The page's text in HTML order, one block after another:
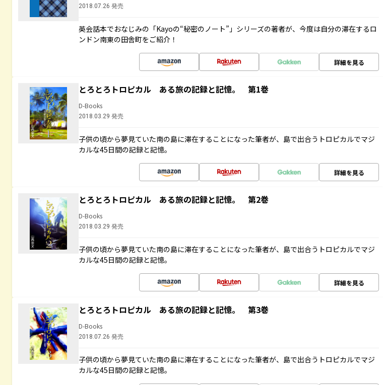
2018.07.26 発売
英会話本でおなじみの「Kayoの“秘密のノート”」シリーズの著者が、今度は自分の滞在するロ
ンドン南東の田舎町をご紹介！
詳細を見る
とろとろトロピカル ある旅の記録と記憶。 第1巻
D-Books
2018.03.29 発売
子供の頃から夢見ていた南の島に滞在することになった筆者が、島で出合うトロピカルでマジ
カルな45日間の記録と記憶。
詳細を見る
とろとろトロピカル ある旅の記録と記憶。 第2巻
D-Books
2018.03.29 発売
子供の頃から夢見ていた南の島に滞在することになった筆者が、島で出合うトロピカルでマジ
カルな45日間の記録と記憶。
詳細を見る
とろとろトロピカル ある旅の記録と記憶。 第3巻
D-Books
2018.07.26 発売
子供の頃から夢見ていた南の島に滞在することになった筆者が、島で出合うトロピカルでマジ
カルな45日間の記録と記憶。